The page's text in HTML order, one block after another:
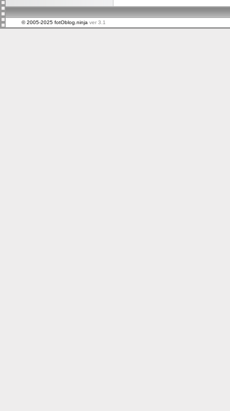
© 2005-2025 fotOblog.ninja ver 3.1